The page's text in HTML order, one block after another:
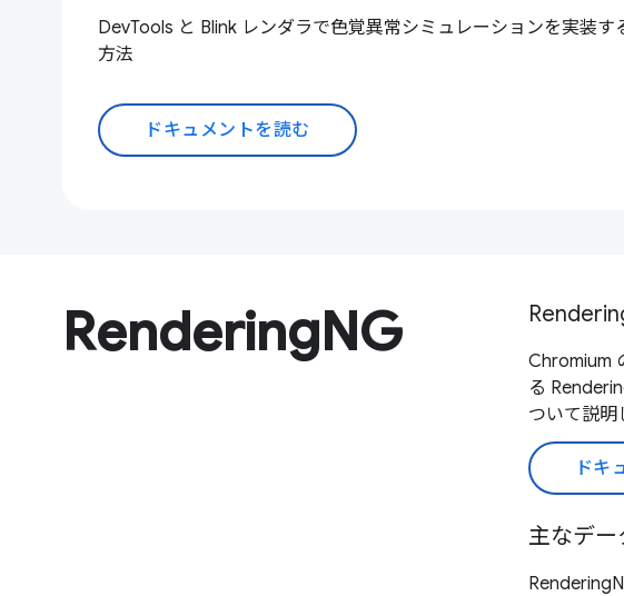
DevTools と Blink レンダラで色覚異常シミュレーションを実装す
方法
ドキュメントを読む
RenderingNG
Chromium
る
ついて説明
ドキ
主なデー